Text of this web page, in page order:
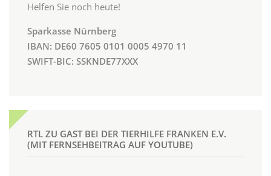
Helfen Sie noch heute!
Sparkasse Nürnberg
IBAN: DE60 7605 0101 0005 4970 11
SWIFT-BIC: SSKNDE77XXX
RTL ZU GAST BEI DER TIERHILFE FRANKEN E.V.
(MIT FERNSEHBEITRAG AUF YOUTUBE)